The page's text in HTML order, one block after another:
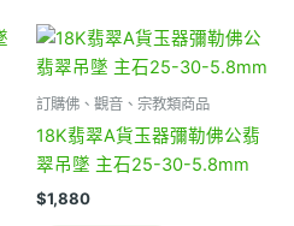
訂購佛、觀音、宗教類商品
18K翡翠A貨玉器彌勒佛公翡
翠吊墜 主石25-30-5.8mm
$1,880